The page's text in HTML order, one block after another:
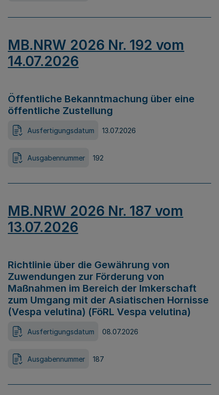
MB.NRW 2026 Nr. 192 vom
14.07.2026
Öffentliche Bekanntmachung über eine
öffentliche Zustellung
Ausfertigungsdatum 13.07.2026
Ausgabennummer 192
MB.NRW 2026 Nr. 187 vom
13.07.2026
Richtlinie über die Gewährung von
Zuwendungen zur Förderung von
Maßnahmen im Bereich der Imkerschaft
zum Umgang mit der Asiatischen Hornisse
(Vespa velutina) (FöRL Vespa velutina)
Ausfertigungsdatum 08.07.2026
Ausgabennummer 187